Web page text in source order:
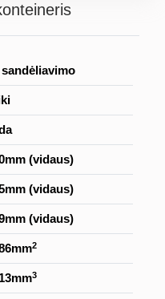
(vidaus)
(vidaus)
(vidaus)
2
3